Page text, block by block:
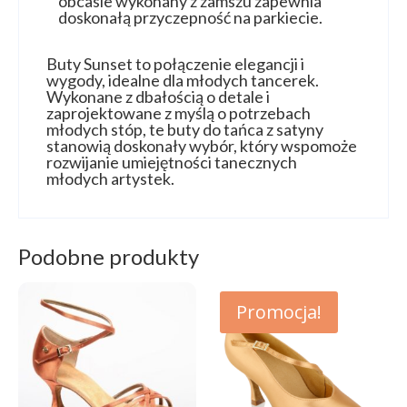
doskonałą przyczepność na parkiecie.
Buty Sunset to połączenie elegancji i
wygody, idealne dla młodych tancerek.
Wykonane z dbałością o detale i
zaprojektowane z myślą o potrzebach
młodych stóp, te buty do tańca z satyny
stanowią doskonały wybór, który wspomoże
rozwijanie umiejętności tanecznych
młodych artystek.
Podobne produkty
Promocja!